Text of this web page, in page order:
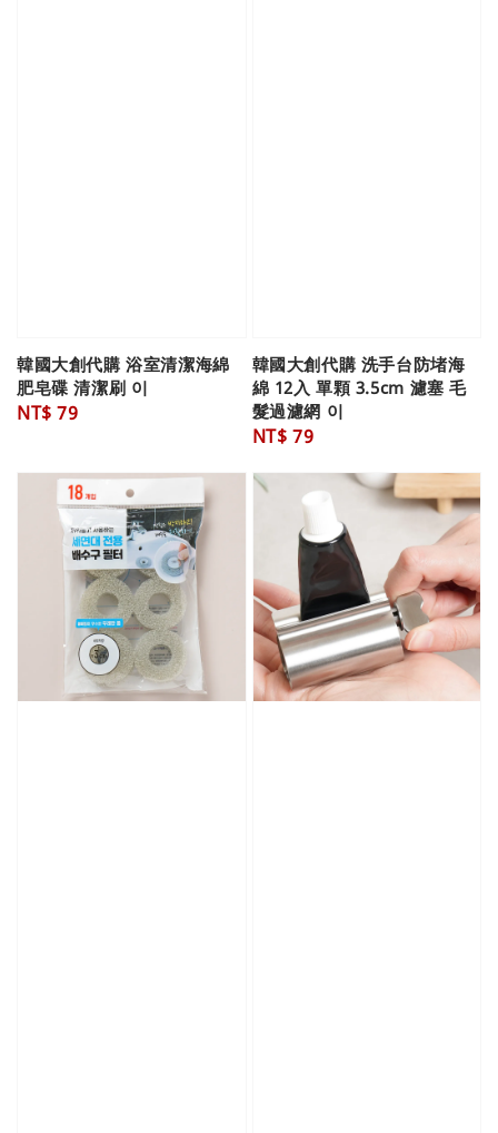
韓國大創代購 浴室清潔海綿
肥皂碟 清潔刷 이
Regular
NT$ 79
韓國大創代購 洗手台防堵海
綿 12入 單顆 3.5cm 濾塞 毛
髮過濾網 이
Regular
NT$ 79